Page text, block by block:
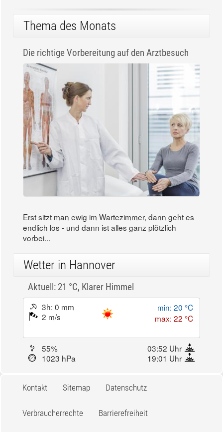
Thema des Monats
Die richtige Vorbereitung auf den Arztbesuch
Erst sitzt man ewig im Wartezimmer, dann geht es
endlich los - und dann ist alles ganz plötzlich
vorbei...
Wetter in Hannover
Aktuell: 21 °C, Klarer Himmel
3h: 0 mm
2 m/s
min: 20 °C
max: 22 °C
55%
03:52 Uhr
1023 hPa
19:01 Uhr
Kontakt Sitemap Datenschutz
Verbraucherrechte Barrierefreiheit